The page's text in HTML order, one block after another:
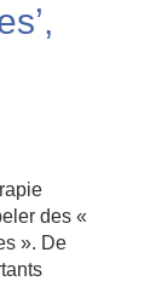
des «
». De